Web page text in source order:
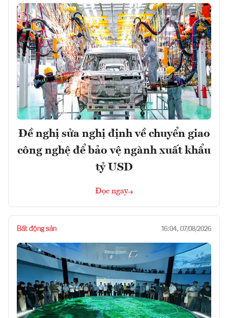
Đề nghị sửa nghị định về chuyển giao
công nghệ để bảo vệ ngành xuất khẩu
tỷ USD
Đọc ngay
Bất động sản 16:04, 07/08/2026